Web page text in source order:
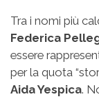
Tra i nomi più
Federica
essere
per la quota
Aida Yespica.